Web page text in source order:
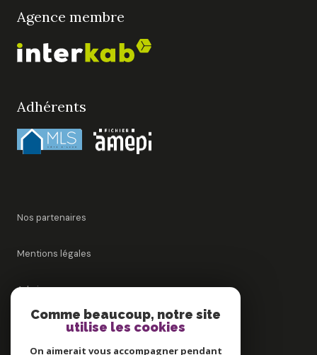
Agence membre
Adhérents
Nos partenaires
Mentions légales
Admin
Nos honoraires
Comme beaucoup, notre site
utilise les cookies
On aimerait vous accompagner pendant